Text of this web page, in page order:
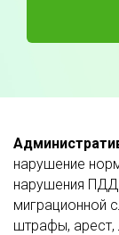
нарушение
нарушения
миграционной
штрафы, арест,